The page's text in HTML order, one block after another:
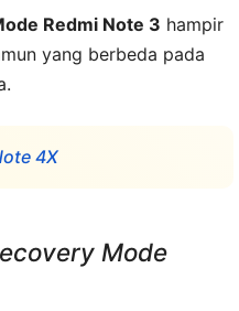
Redmi Note 3 hampir
yang berbeda pada
4X
Mode